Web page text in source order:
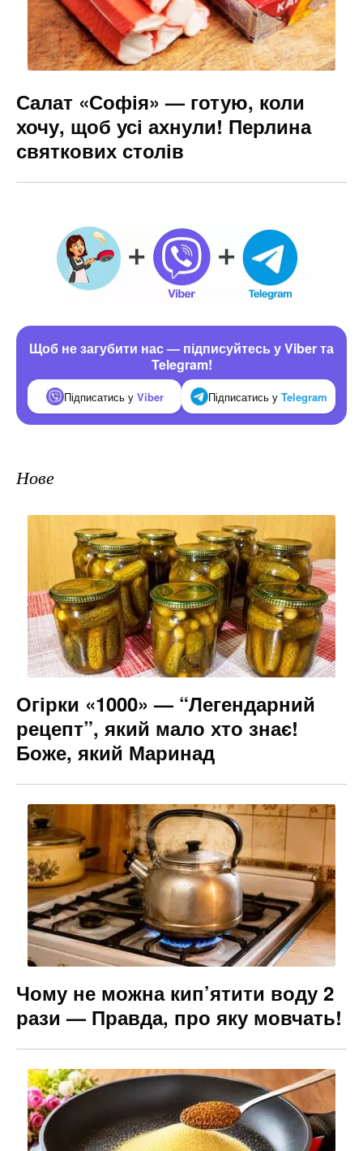
Салат «Софія» — готую, коли
хочу, щоб усі ахнули! Перлина
святкових столів
Щоб не загубити нас — підписуйтесь у Viber та
Telegram!
Підписатись у Viber Підписатись у Telegram
Нове
Огірки «1000» — “Легендарний
рецепт”, який мало хто знає!
Боже, який Маринад
Чому не можна кип’ятити воду 2
рази — Правда, про яку мовчать!